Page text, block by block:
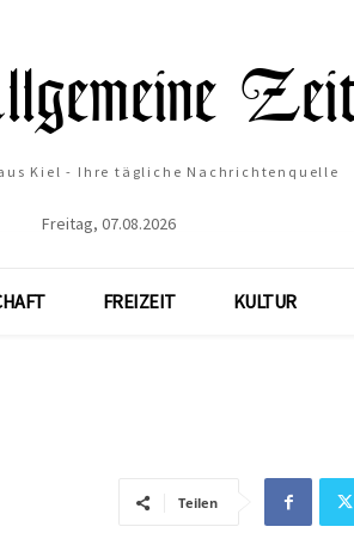
Kiel - Ihre tägliche Nachrichtenquelle
Freitag, 07.08.2026
FREIZEIT KULTUR
Teilen